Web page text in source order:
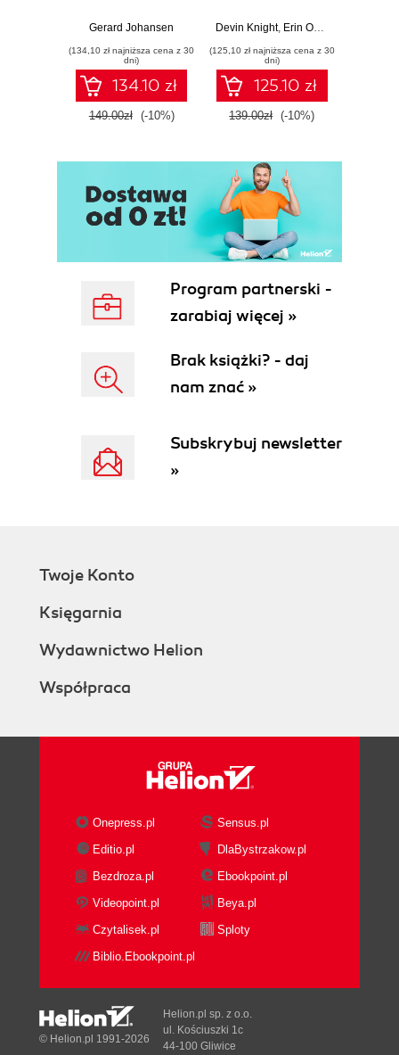
and techniques for
threat response -
Fourth Edition
Gerard Johansen
(134,10 zł najniższa cena z 30
dni)
134.10 zł
149.00zł (-10%)
to Power BI, Data
Tools, and
Microsoft Fabric -
Fourth Edition
Devin Knight, Erin Ostrowsky
(125,10 zł najniższa cena z 30
dni)
125.10 zł
139.00zł (-10%)
Program partnerski -
zarabiaj więcej »
Brak książki? - daj
nam znać »
Subskrybuj newsletter
»
Twoje Konto
Księgarnia
Wydawnictwo Helion
Współpraca
Onepress.pl
Sensus.pl
Editio.pl
DlaBystrzakow.pl
Bezdroza.pl
Ebookpoint.pl
Videopoint.pl
Beya.pl
Czytalisek.pl
Sploty
Biblio.Ebookpoint.pl
© Helion.pl 1991-2026
Helion.pl sp. z o.o.
ul. Kościuszki 1c
44-100 Gliwice